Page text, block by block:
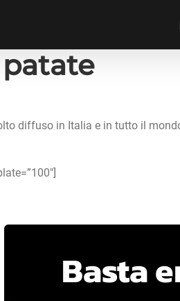
diffuso in Italia e in tutto il
Basta